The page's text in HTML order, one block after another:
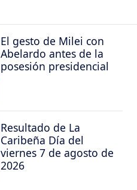
El gesto de Milei con
Abelardo antes de la
posesión presidencial
Resultado de La
Caribeña Día del
viernes 7 de agosto de
2026